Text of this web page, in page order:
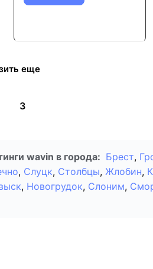
еще
3
wavin в города: Брест,
, Слуцк, Столбцы, Жлобин,
, Новогрудок, Слоним,